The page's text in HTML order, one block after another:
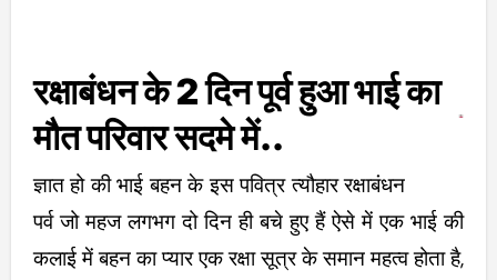
रक्षाबंधन के 2 दिन पूर्व हुआ भाई का
मौत परिवार सदमे में..
ज्ञात हो की भाई बहन के इस पवित्र त्यौहार रक्षाबंधन
पर्व जो महज लगभग दो दिन ही बचे हुए हैं ऐसे में एक भाई की
कलाई में बहन का प्यार एक रक्षा सूत्र के समान महत्व होता है,